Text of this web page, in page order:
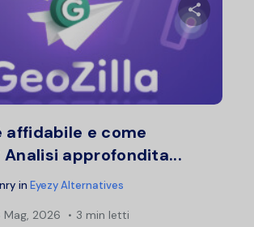
Condividi
affidabile e come
Analisi approfondita...
in Eyezy Alternatives
Mag, 2026 3 min letti